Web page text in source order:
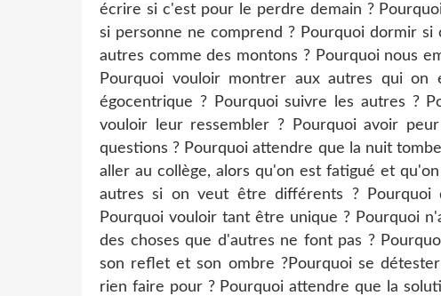
écrire si c'est pour le perdre demain ?
si personne ne comprend ? Pourquoi dormir
autres comme des montons ? Pourquoi nous
Pourquoi vouloir montrer aux autres qui on
égocentrique ? Pourquoi suivre les autres ?
vouloir leur ressembler ? Pourquoi avoir
questions ? Pourquoi attendre que la nuit
aller au collège, alors qu'on est fatigué et
autres si on veut être différents ? Pourquoi
Pourquoi vouloir tant être unique ? Pourquoi
des choses que d'autres ne font pas ?
son reflet et son ombre ?Pourquoi se
rien faire pour ? Pourquoi attendre que la